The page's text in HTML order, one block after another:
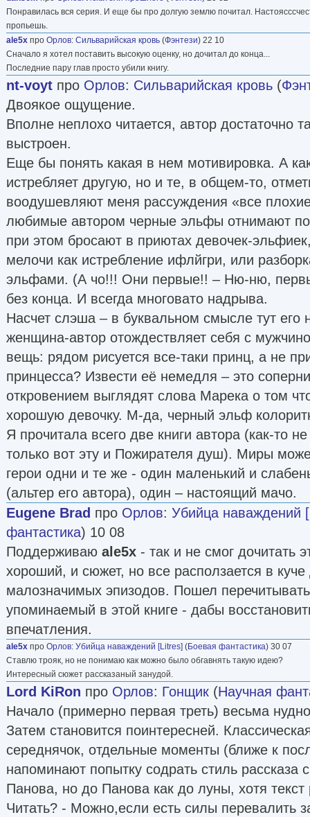
чем-то разобраться, и так далее. Если со
меняется, иногда возникает желание что-то
переписать… Но лучше просто приняться за
Тем, кто меня в Интернете регулярно ругает,
находится время читать даже то, что им не
свободного времени в обрез, поэтому читаю
любимых или заинтересовавших меня
кого из тех, кто публикуется исключительно
читательская интуиция хорошая: чаще всего
определяю, «для меня» это или «не для
получается, но когда человек, который
«Чужого тела», после этого(!) скачивает и
с «Конторой», такое мне уже непостижимо…
кому это может понравиться, а если считаете,
годится, ерунда, гадость и далее по списку –
авторов, обязательно найдете то, что нужно
Книги читаю, как запойный читатель –
представляю себе, как в кино, сопереживаю,
Редактора, ведущего литературного
нипочем бы не вышло, отсутствуют
восприятия. Разбирать, что не получилось,
тестах. Читая других, обычно не обращаю
шероховатости.
Не собираюсь никому навязывать свою точку
в сети, иногда обо мне складывается такое
текстах содержатся какие-то утверждения –
соображения на данный момент, и
обязан, мне бы самой во всем этом
воспринимают мнения, не совпадающие с их
агрессию против своей картины мира, хотя
существует параллельно, тундра большая,
данным утверждением тоже совсем не
Материал«Лаборатории Фантастики»
ЖЖ:http://irrianta.livejournal.com/
СИ:http://samlib.ru/k/koblowa_i/ (следить)
Литмаркет
Понравилась вся серия. И еще бы про долгую землю почитал.
пропьешь.
ale5x про Орлов: Сильварийская кровь (Фэнтези) 22 10
Сначало я хотел поставить высокую оценку, но дочитал до конца...
Последние пару глав просто убили книгу.
nt-voyt про Орлов: Сильварийская кровь (
Двоякое ощущение.
Вполне неплохо читается, автор достаточно
выстроен.
Еще бы понять какая в нем мотивировка. А
истребляет другую, но и те, в общем-то,
воодушевляют меня рассуждения «все
любимые автором черные эльфы отнимают
при этом бросают в приютах девочек-
мелочи как истребление ифлйгри, или
эльфами. (А чо!!! Они первые!! – Ню-ню,
без конца. И всегда многовато надрыва.
Насчет слэша – в буквальном смысле тут его
женщина-автор отождествляет себя с
вещь: рядом рисуется все-таки принц, а не
принцесса? Извести её немедля – это
откровением выглядят слова Марека о том
хорошую девочку. М-да, черный эльф
Я прочитала всего две книги автора (как-то
только вот эту и Пожирателя душ). Миры
герои одни и те же - один маленький и
(альтер его автора), один – настоящий мачо.
Eugene Brad про Орлов: Убийца наваждений
фантастика) 10 08
Поддерживаю ale5x - так и не смог дочитать
хороший, и сюжет, но все расползается в куче
малозначимых эпизодов. Пошел
упоминаемый в этой книге - дабы
впечатления.
ale5x про Орлов: Убийца наваждений [Litres] (Боевая фантастика) 30 07
Ставлю трояк, но не понимаю как можно было обгавнять такую идею?
Интересный сюжет рассказаный занудой.
Lord KiRon про Орлов: Гонщик (Научная
Начало (примерно первая треть) весьма
Затем становится поинтересней.
середнячок, отдельные моменты (ближе к
напоминают попытку содрать стиль рассказа
Панова, но до Панова как до луны, хотя текст
Читать? - Можно,если есть силы перевалить